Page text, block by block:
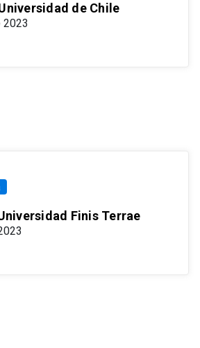
de Chile
2023
Finis Terrae